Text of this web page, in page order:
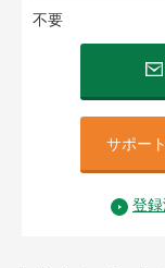
不要
サポー
登